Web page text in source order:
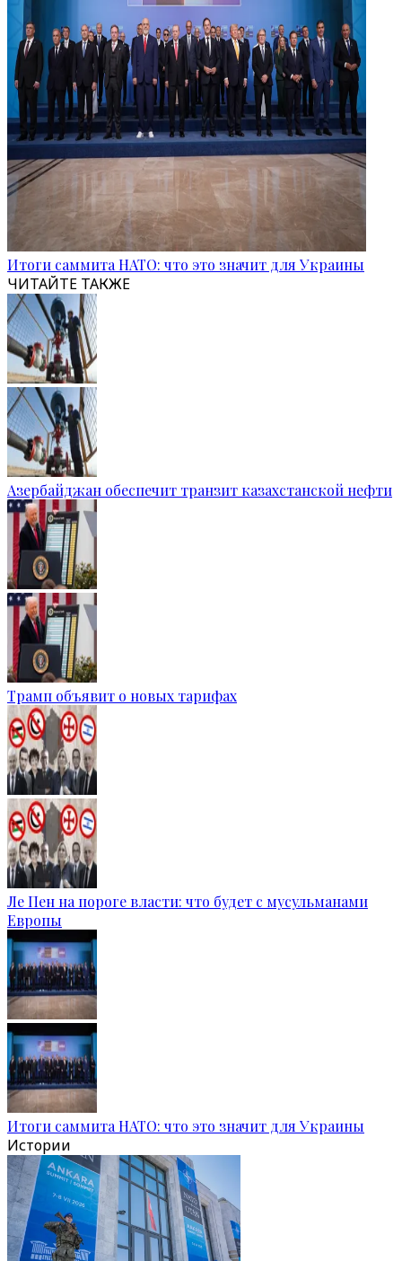
Итоги саммита НАТО: что это значит для Украины
ЧИТАЙТЕ ТАКЖЕ
Азербайджан обеспечит транзит казахстанской нефти
Трамп объявит о новых тарифах
Ле Пен на пороге власти: что будет с мусульманами
Европы
Итоги саммита НАТО: что это значит для Украины
Истории